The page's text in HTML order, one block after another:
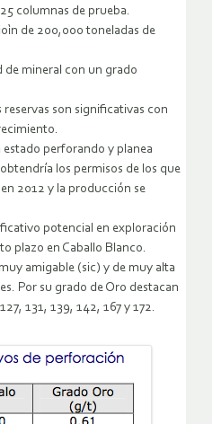
columnas de prueba.
de 200,000 toneladas de
de mineral con un grado
son significativas con
estado perforando y planea
los permisos de los que
2012 y la producción se
potencial en exploración
plazo en Caballo Blanco.
amigable (sic) y de muy alta
Por su grado de Oro destacan
131, 139, 142, 167 y 172.